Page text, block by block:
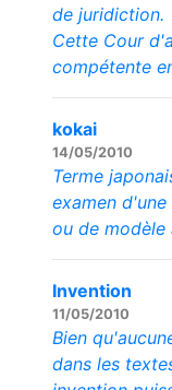
de juridiction.
Cette Cour
compétente
kokai
14/05/2010
Terme
examen
ou de modèle
Invention
11/05/2010
Bien
dans les